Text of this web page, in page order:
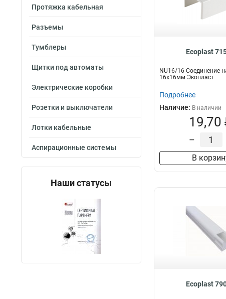
Протяжка кабельная
Разъемы
Тумблеры
Щитки под автоматы
Электрические коробки
Розетки и выключатели
Лотки кабельные
Аспирационные системы
Наши статусы
Ecoplast
NU16/16 Соединение
16х16мм Экопласт
Подробнее
Наличие: В наличии
19,70
–
В
Ecoplast